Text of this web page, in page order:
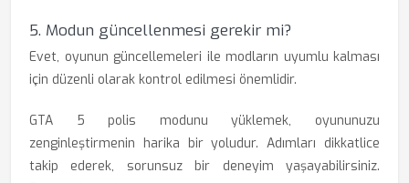
5. Modun güncellenmesi gerekir mi?
Evet, oyunun güncellemeleri ile modların uyumlu kalması
için düzenli olarak kontrol edilmesi önemlidir.
GTA 5 polis modunu yüklemek, oyununuzu
zenginleştirmenin harika bir yoludur. Adımları dikkatlice
takip ederek, sorunsuz bir deneyim yaşayabilirsiniz.